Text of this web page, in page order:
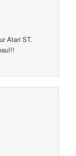
Atari ST.